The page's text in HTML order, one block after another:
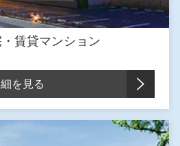
賃貸マンション
を見る